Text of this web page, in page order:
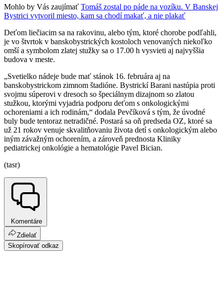
Mohlo by Vás zaujímať Tomáš zostal po páde na vozíku. V Banskej
Bystrici vytvoril miesto, kam sa chodí makať, a nie plakať
Deťom liečiacim sa na rakovinu, alebo tým, ktoré chorobe podľahli,
je vo štvrtok v banskobystrických kostoloch venovaných niekoľko
omší a symbolom zlatej stužky sa o 17.00 h vysvieti aj najvyššia
budova v meste.
„Svetielko nádeje bude mať stánok 16. februára aj na
banskobystrickom zimnom štadióne. Bystrickí Barani nastúpia proti
svojmu súperovi v dresoch so špeciálnym dizajnom so zlatou
stužkou, ktorými vyjadria podporu deťom s onkologickými
ochoreniami a ich rodinám,“ dodala Pevčíková s tým, že úvodné
buly bude tentoraz netradičné. Postará sa oň predseda OZ, ktoré sa
už 21 rokov venuje skvalitňovaniu života detí s onkologickým alebo
iným závažným ochorením, a zároveň prednosta Kliniky
pediatrickej onkológie a hematológie Pavel Bician.
(tasr)
Komentáre
Zdielať
Skopírovať odkaz